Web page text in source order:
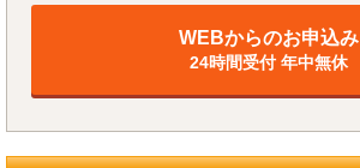
WEBからのお申込み
24時間受付 年中無休